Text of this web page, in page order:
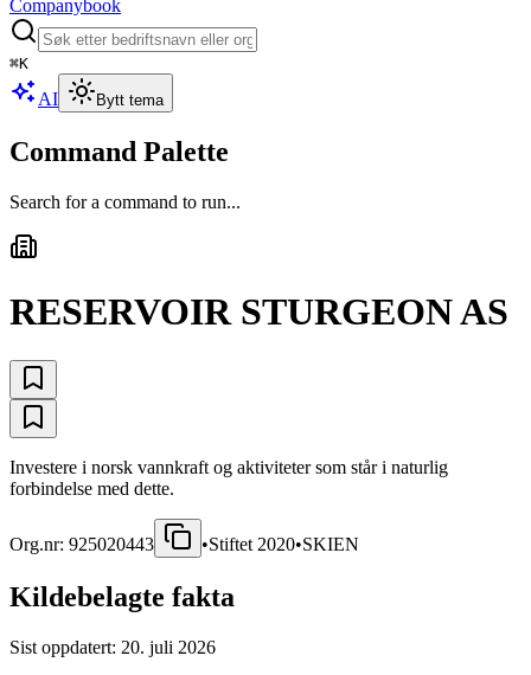
Companybook
⌘K
AI Bytt tema
Command Palette
Search for a command to run...
RESERVOIR STURGEON AS
Investere i norsk vannkraft og aktiviteter som står i naturlig
forbindelse med dette.
Org.nr: 925020443 •Stiftet 2020•SKIEN
Kildebelagte fakta
Sist oppdatert: 20. juli 2026